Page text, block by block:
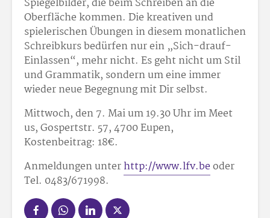
Spiegelbilder, die beim Schreiben an die
Oberfläche kommen. Die kreativen und
spielerischen Übungen in diesem monatlichen
Schreibkurs bedürfen nur ein „Sich-drauf-
Einlassen“, mehr nicht. Es geht nicht um Stil
und Grammatik, sondern um eine immer
wieder neue Begegnung mit Dir selbst.
Mittwoch, den 7. Mai um 19.30 Uhr im Meet
us, Gospertstr. 57, 4700 Eupen,
Kostenbeitrag: 18€.
Anmeldungen unterhttp://www.lfv.beoder
Tel. 0483/671998.